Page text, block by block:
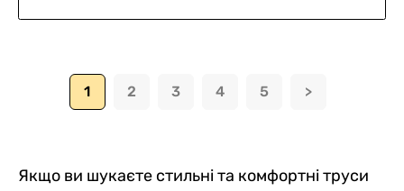
1 2 3 4 5 >
Якщо ви шукаєте стильні та комфортні труси